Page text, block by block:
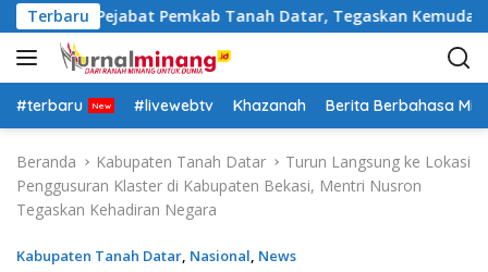
a
g
u
Terbaru
Rotasi Pejabat Pemkab Tanah Datar, Tegaskan Kemudahan
#terbaru #livewebtv Khazanah Berita Berbahasa
Beranda Kabupaten Tanah Datar
Turun Langsung ke Lokasi
Penggusuran Klaster di Kabupaten Bekasi, Mentri Nusron
Tegaskan Kehadiran Negara
Kabupaten Tanah Datar, Nasional, News